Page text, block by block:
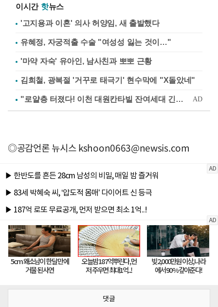
이시간 핫뉴스
'고지용과 이혼' 의사 허양임, 새 출발했다
유혜정, 자궁적출 수술 "여성성 잃는 것이…"
'마약 자숙' 유아인, 남사친과 뽀뽀 근황
김희철, 광복절 '거꾸로 태극기' 현수막에 "X돌았네"
◎공감언론 뉴시스kshoon0663@newsis.com
댓글